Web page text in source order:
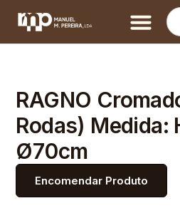
RAGNO
Rodas)
Ø70cm
Encomendar Produto